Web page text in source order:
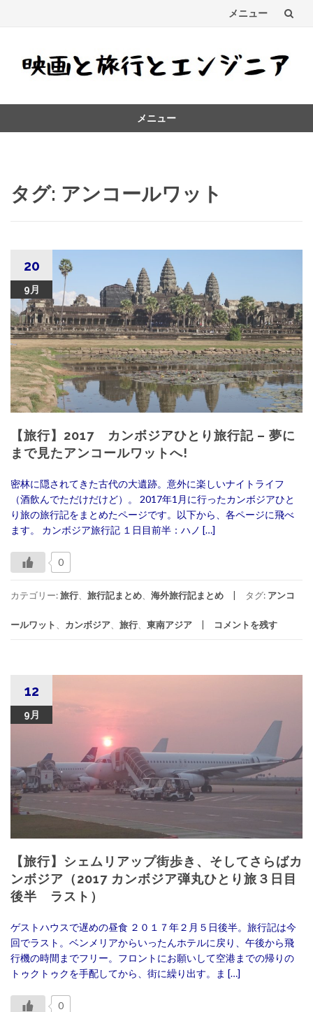
メニュー
ス
プ
メニュー
タグ: アンコールワット
20
9月
【旅行】2017 カンボジアひとり旅行記 – 夢に
まで見たアンコールワットへ!
密林に隠されてきた古代の大遺跡。意外に楽しいナイトライフ
（酒飲んでただけだけど）。 2017年1月に行ったカンボジアひと
り旅の旅行記をまとめたページです。以下から、各ページに飛べ
ます。 カンボジア旅行記 １日目前半：ハノ […]
0
カテゴリー:旅行、 旅行記まとめ、 海外旅行記まとめ タグ: アンコ
ールワット、 カンボジア、 旅行、 東南アジア コメントを残す
12
9月
【旅行】シェムリアップ街歩き、そしてさらばカ
ンボジア（2017 カンボジア弾丸ひとり旅３日目
後半 ラスト）
ゲストハウスで遅めの昼食 ２０１７年２月５日後半。旅行記は今
回でラスト。ベンメリアからいったんホテルに戻り、午後から飛
行機の時間までフリー。フロントにお願いして空港までの帰りの
トゥクトゥクを手配してから、街に繰り出す。ま […]
0